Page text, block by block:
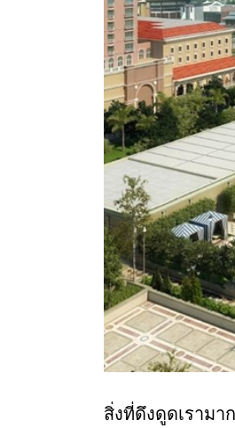
สิ่งที่ดึงดูดเราม